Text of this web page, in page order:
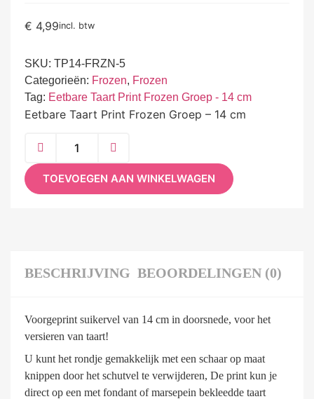
€ 4,99incl. btw
SKU: TP14-FRZN-5
Categorieën: Frozen, Frozen
Tag: Eetbare Taart Print Frozen Groep - 14 cm
Eetbare Taart Print Frozen Groep – 14 cm
TOEVOEGEN AAN WINKELWAGEN
BESCHRIJVING BEOORDELINGEN (0)
Voorgeprint suikervel van 14 cm in doorsnede, voor het
versieren van taart!
U kunt het rondje gemakkelijk met een schaar op maat
knippen door het schutvel te verwijderen, De print kun je
direct op een met fondant of marsepein bekleedde taart